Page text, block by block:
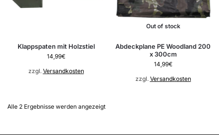
Klappspaten mit Holzstiel
14,99€
zzgl. Versandkosten
Out of stock
Abdeckplane PE Woodland 200
x 300cm
14,99€
zzgl. Versandkosten
Alle 2 Ergebnisse werden angezeigt